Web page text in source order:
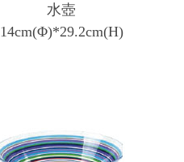
水壺
14cm(Φ)*29.2cm(H)